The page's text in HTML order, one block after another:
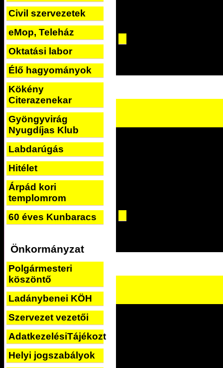
Civil szervezetek
eMop, Teleház
Oktatási labor
Élő hagyományok
Kökény
Citerazenekar
Gyöngyvirág
Nyugdíjas Klub
Labdarúgás
Hitélet
Árpád kori
templomrom
60 éves Kunbaracs
Önkormányzat
Polgármesteri
köszöntő
Ladánybenei KÖH
Szervezet vezetői
AdatkezelésiTájékoztató
Helyi jogszabályok